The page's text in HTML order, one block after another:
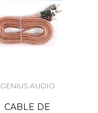
GENIUS AUDIO
CABLE DE